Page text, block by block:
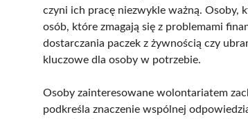
czyni ich pracę niezwykle ważną. Osoby,
osób, które zmagają się z problemami
dostarczania paczek z żywnością czy
kluczowe dla osoby w potrzebie.
Osoby zainteresowane wolontariatem
podkreśla znaczenie wspólnej